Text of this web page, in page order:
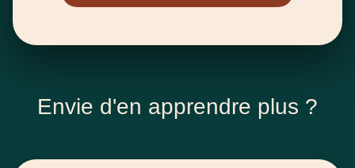
Envie d'en apprendre plus ?